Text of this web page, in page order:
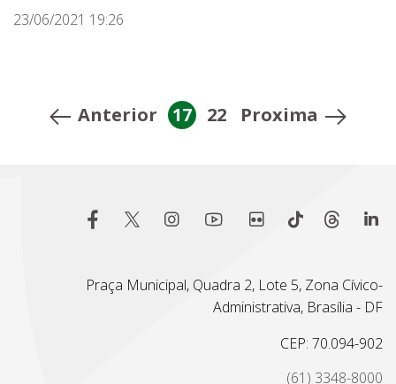
23/06/2021 19:26
Anterior 17 22 Proxima
Praça Municipal, Quadra 2, Lote 5, Zona Cívico-
Administrativa, Brasília - DF
CEP: 70.094-902
(61) 3348-8000